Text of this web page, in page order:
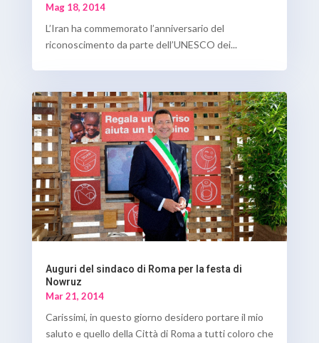
Mag 18, 2014
L’Iran ha commemorato l’anniversario del
riconoscimento da parte dell’UNESCO dei...
Auguri del sindaco di Roma per la festa di
Nowruz
Mar 21, 2014
Carissimi, in questo giorno desidero portare il mio
saluto e quello della Città di Roma a tutti coloro che